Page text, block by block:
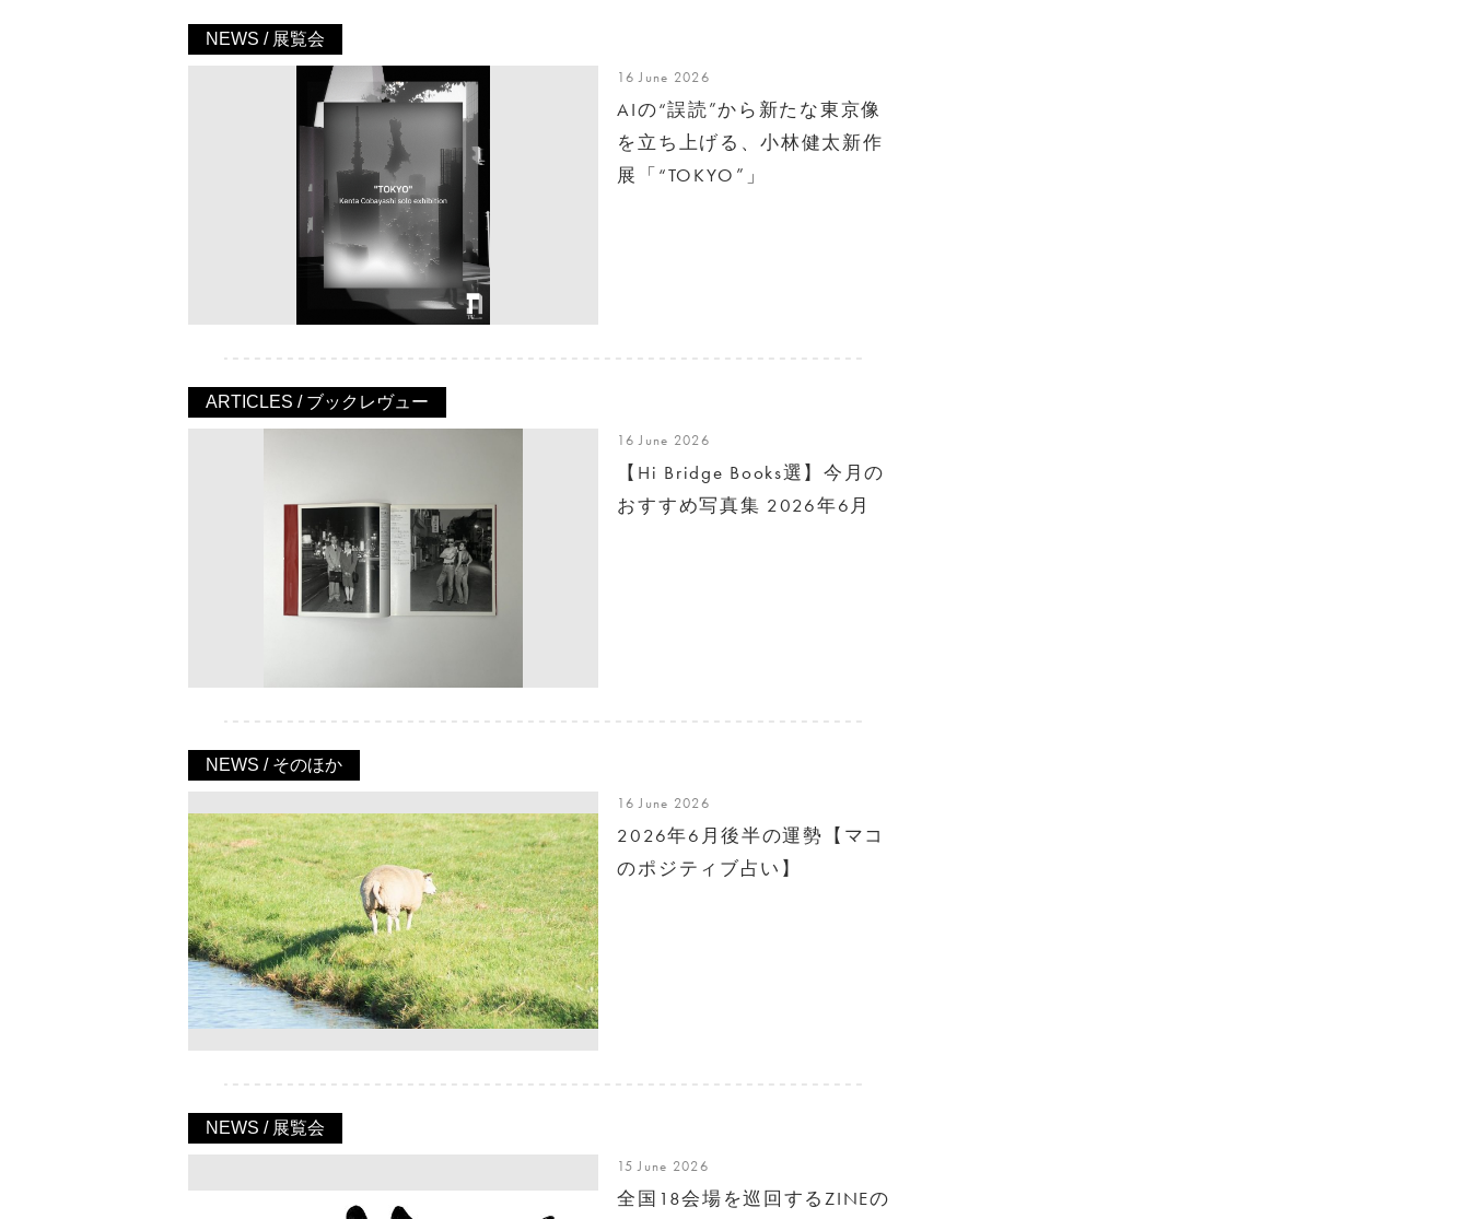
NEWS / 展覧会
16 June 2026
AIの“誤読”から新たな東京像
を立ち上げる、小林健太新作
展「“TOKYO”」
ARTICLES / ブックレヴュー
16 June 2026
【Hi Bridge Books選】今月の
おすすめ写真集 2026年6月
NEWS / そのほか
16 June 2026
2026年6月後半の運勢【マコ
のポジティブ占い】
NEWS / 展覧会
15 June 2026
全国18会場を巡回するZINEの